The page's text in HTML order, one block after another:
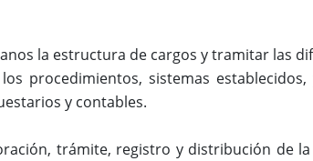
la estructura de cargos y tramitar las
procedimientos, sistemas
y contables.
trámite, registro y distribución de